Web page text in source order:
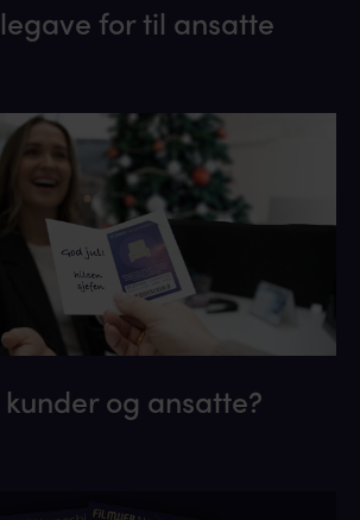
for til ansatte
og ansatte?